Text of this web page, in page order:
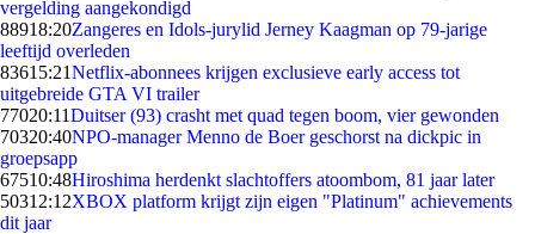
vergelding aangekondigd
88918:20Zangeres en Idols-jurylid Jerney Kaagman op 79-jarige
leeftijd overleden
83615:21Netflix-abonnees krijgen exclusieve early access tot
uitgebreide GTA VI trailer
77020:11Duitser (93) crasht met quad tegen boom, vier gewonden
70320:40NPO-manager Menno de Boer geschorst na dickpic in
groepsapp
67510:48Hiroshima herdenkt slachtoffers atoombom, 81 jaar later
50312:12XBOX platform krijgt zijn eigen "Platinum" achievements
dit jaar